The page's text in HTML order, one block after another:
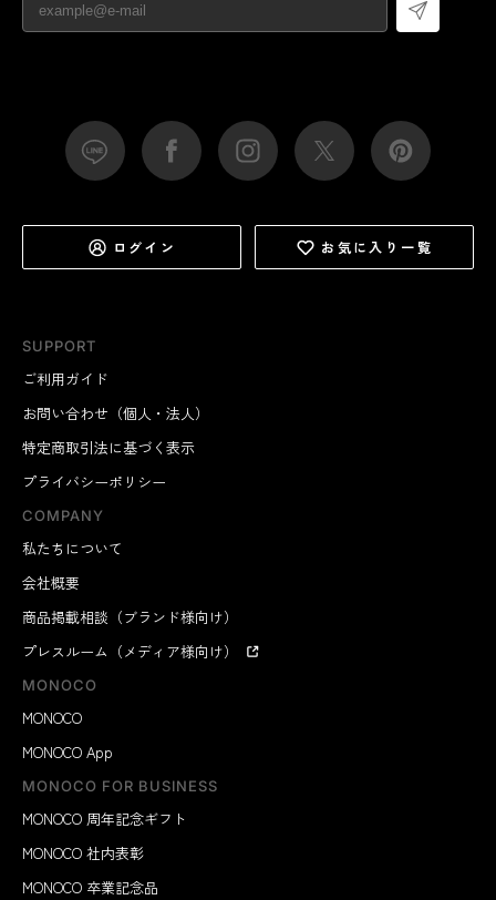
SUPPORT
ご利用ガイド
お問い合わせ（個人・法人）
特定商取引法に基づく表示
プライバシーポリシー
COMPANY
私たちについて
会社概要
商品掲載相談（ブランド様向け）
プレスルーム（メディア様向け）
MONOCO
MONOCO
MONOCO App
MONOCO FOR BUSINESS
MONOCO 周年記念ギフト
MONOCO 社内表彰
MONOCO 卒業記念品
ログイン お気に入り一覧